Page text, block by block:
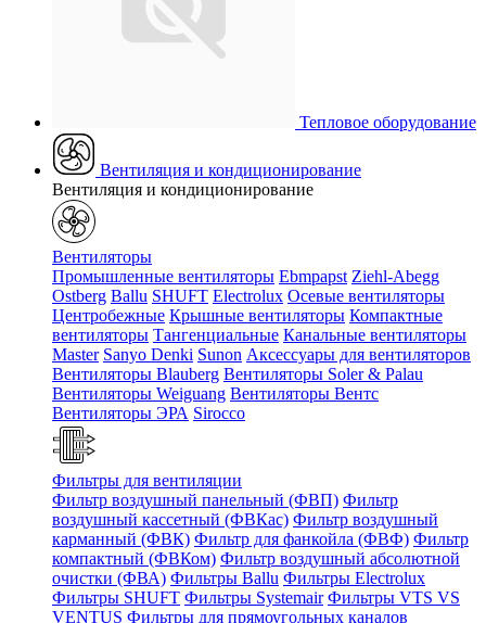
Тепловое оборудование
Вентиляция и кондиционирование
Вентиляция и кондиционирование
Вентиляторы
Промышленные вентиляторы Ebmpapst Ziehl-Abegg
Ostberg Ballu SHUFT Electrolux Осевые вентиляторы
Центробежные Крышные вентиляторы Компактные
вентиляторы Тангенциальные Канальные вентиляторы
Master Sanyo Denki Sunon Аксессуары для вентиляторов
Вентиляторы Blauberg Вентиляторы Soler & Palau
Вентиляторы Weiguang Вентиляторы Вентс
Вентиляторы ЭРА Sirocco
Фильтры для вентиляции
Фильтр воздушный панельный (ФВП) Фильтр
воздушный кассетный (ФВКас) Фильтр воздушный
карманный (ФВК) Фильтр для фанкойла (ФВФ) Фильтр
компактный (ФВКом) Фильтр воздушный абсолютной
очистки (ФВА) Фильтры Ballu Фильтры Electrolux
Фильтры SHUFT Фильтры Systemair Фильтры VTS VS
VENTUS Фильтры для прямоугольных каналов